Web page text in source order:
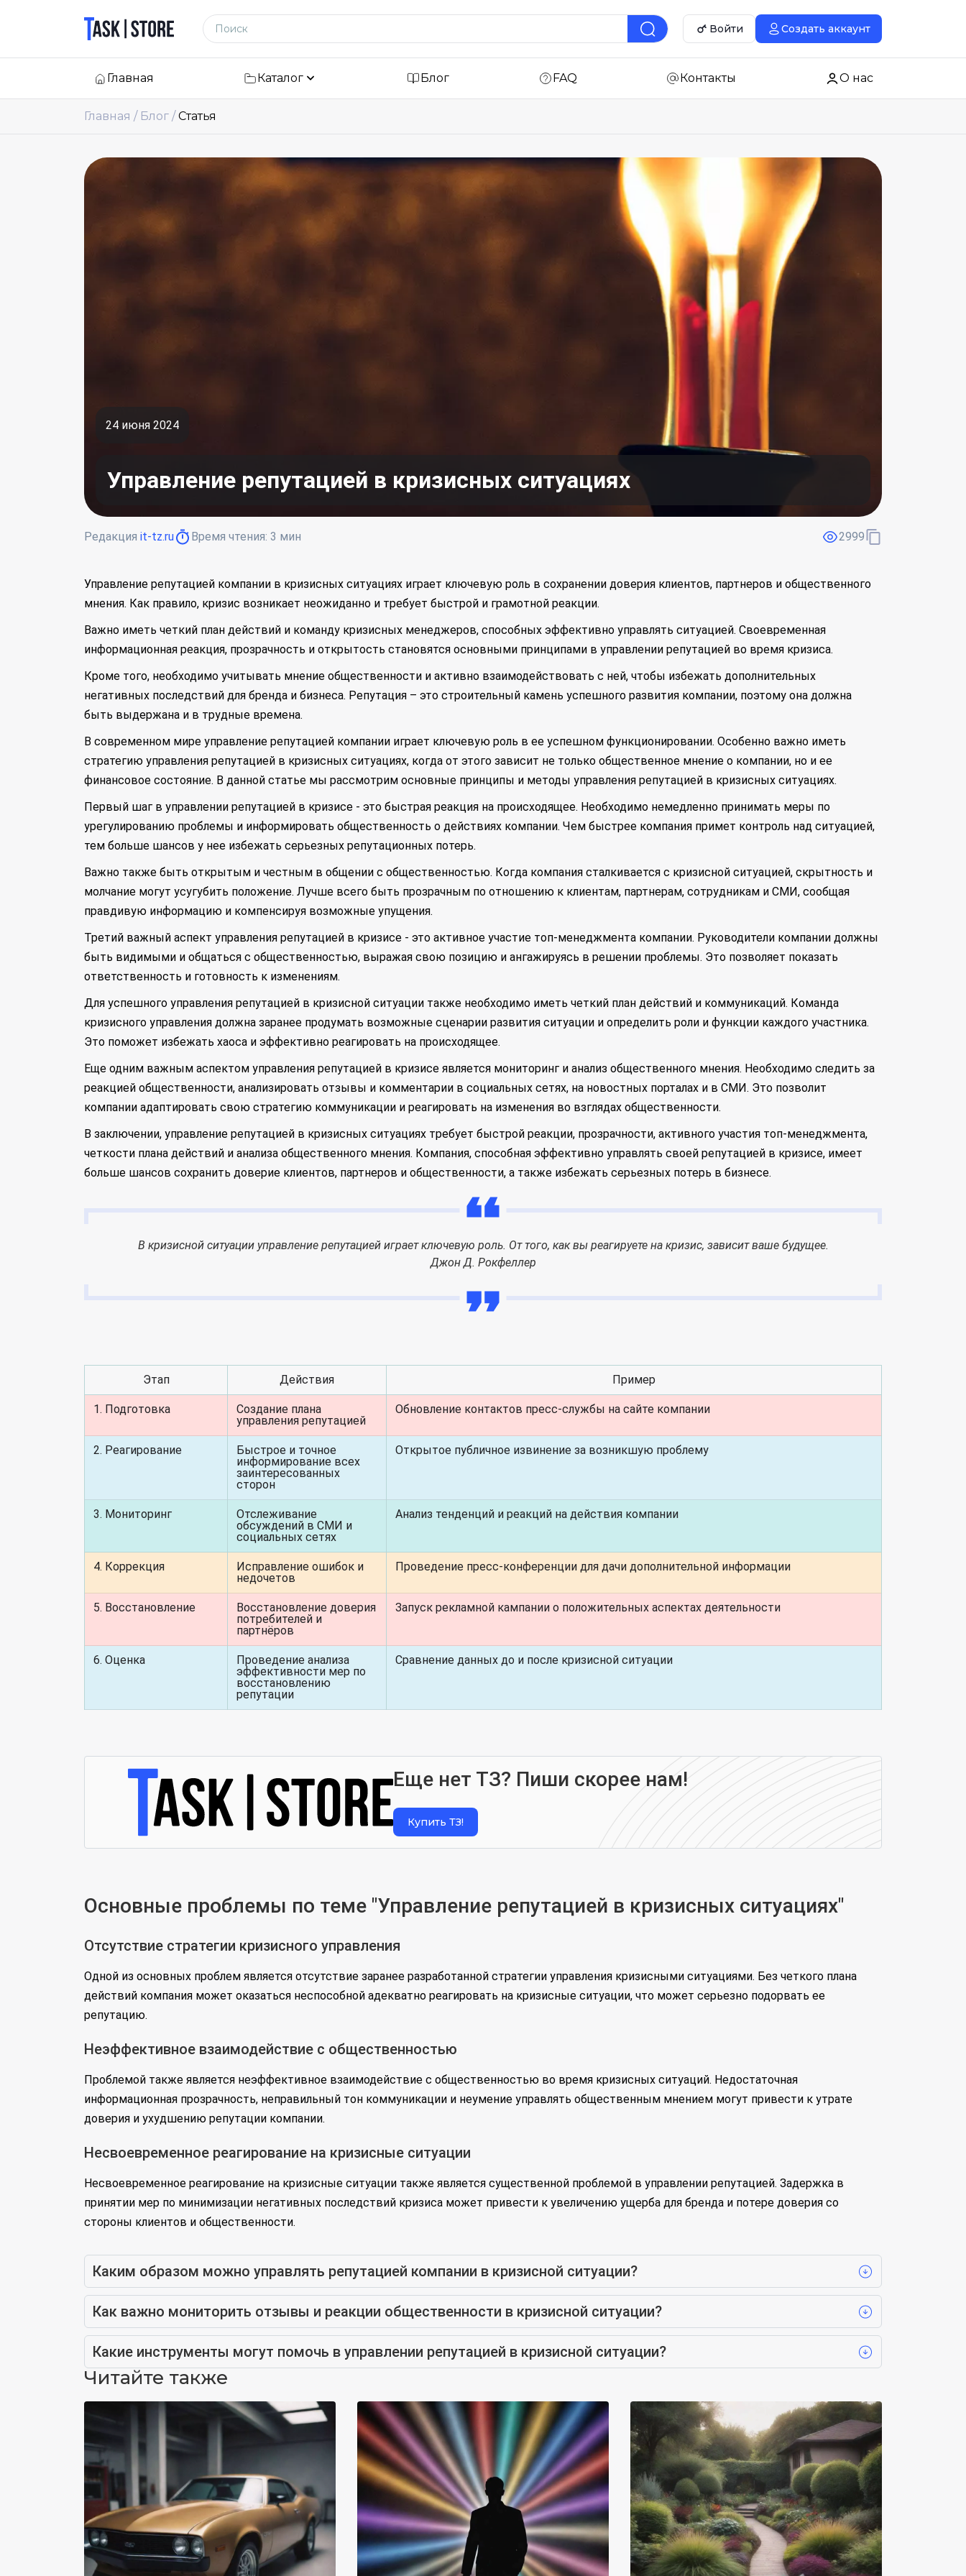
Логотип
Поиск по сайту
Войти Создать аккаунт
Главная Каталог Блог FAQ Контакты О нас
Главная Блог Статья
24 июня 2024
Управление репутацией в кризисных ситуациях
Редакция it-tz.ru Время чтения: 3 мин 2999
Управление репутацией компании в кризисных ситуациях играет ключевую роль в сохранении доверия клиентов, партнеров и общественного
мнения. Как правило, кризис возникает неожиданно и требует быстрой и грамотной реакции.
Важно иметь четкий план действий и команду кризисных менеджеров, способных эффективно управлять ситуацией. Своевременная
информационная реакция, прозрачность и открытость становятся основными принципами в управлении репутацией во время кризиса.
Кроме того, необходимо учитывать мнение общественности и активно взаимодействовать с ней, чтобы избежать дополнительных
негативных последствий для бренда и бизнеса. Репутация – это строительный камень успешного развития компании, поэтому она должна
быть выдержана и в трудные времена.
В современном мире управление репутацией компании играет ключевую роль в ее успешном функционировании. Особенно важно иметь
стратегию управления репутацией в кризисных ситуациях, когда от этого зависит не только общественное мнение о компании, но и ее
финансовое состояние. В данной статье мы рассмотрим основные принципы и методы управления репутацией в кризисных ситуациях.
Первый шаг в управлении репутацией в кризисе - это быстрая реакция на происходящее. Необходимо немедленно принимать меры по
урегулированию проблемы и информировать общественность о действиях компании. Чем быстрее компания примет контроль над ситуацией,
тем больше шансов у нее избежать серьезных репутационных потерь.
Важно также быть открытым и честным в общении с общественностью. Когда компания сталкивается с кризисной ситуацией, скрытность и
молчание могут усугубить положение. Лучше всего быть прозрачным по отношению к клиентам, партнерам, сотрудникам и СМИ, сообщая
правдивую информацию и компенсируя возможные упущения.
Третий важный аспект управления репутацией в кризисе - это активное участие топ-менеджмента компании. Руководители компании должны
быть видимыми и общаться с общественностью, выражая свою позицию и ангажируясь в решении проблемы. Это позволяет показать
ответственность и готовность к изменениям.
Для успешного управления репутацией в кризисной ситуации также необходимо иметь четкий план действий и коммуникаций. Команда
кризисного управления должна заранее продумать возможные сценарии развития ситуации и определить роли и функции каждого участника.
Это поможет избежать хаоса и эффективно реагировать на происходящее.
Еще одним важным аспектом управления репутацией в кризисе является мониторинг и анализ общественного мнения. Необходимо следить за
реакцией общественности, анализировать отзывы и комментарии в социальных сетях, на новостных порталах и в СМИ. Это позволит
компании адаптировать свою стратегию коммуникации и реагировать на изменения во взглядах общественности.
В заключении, управление репутацией в кризисных ситуациях требует быстрой реакции, прозрачности, активного участия топ-менеджмента,
четкости плана действий и анализа общественного мнения. Компания, способная эффективно управлять своей репутацией в кризисе, имеет
больше шансов сохранить доверие клиентов, партнеров и общественности, а также избежать серьезных потерь в бизнесе.
В кризисной ситуации управление репутацией играет ключевую роль. От того, как вы реагируете на кризис, зависит ваше будущее.
Джон Д. Рокфеллер
Этап Действия Пример
1. Подготовка
Создание плана
управления репутацией
Обновление контактов пресс-службы на сайте компании
2. Реагирование
Быстрое и точное
информирование всех
заинтересованных
сторон
Открытое публичное извинение за возникшую проблему
3. Мониторинг
Отслеживание
обсуждений в СМИ и
социальных сетях
Анализ тенденций и реакций на действия компании
4. Коррекция
Исправление ошибок и
недочетов
Проведение пресс-конференции для дачи дополнительной информации
5. Восстановление
Восстановление доверия
потребителей и
партнёров
Запуск рекламной кампании о положительных аспектах деятельности
6. Оценка
Проведение анализа
эффективности мер по
восстановлению
репутации
Сравнение данных до и после кризисной ситуации
Еще нет ТЗ? Пиши скорее нам!
Купить ТЗ!
Основные проблемы по теме "Управление репутацией в кризисных ситуациях"
Отсутствие стратегии кризисного управления
Одной из основных проблем является отсутствие заранее разработанной стратегии управления кризисными ситуациями. Без четкого плана
действий компания может оказаться неспособной адекватно реагировать на кризисные ситуации, что может серьезно подорвать ее
репутацию.
Неэффективное взаимодействие с общественностью
Проблемой также является неэффективное взаимодействие с общественностью во время кризисных ситуаций. Недостаточная
информационная прозрачность, неправильный тон коммуникации и неумение управлять общественным мнением могут привести к утрате
доверия и ухудшению репутации компании.
Несвоевременное реагирование на кризисные ситуации
Несвоевременное реагирование на кризисные ситуации также является существенной проблемой в управлении репутацией. Задержка в
принятии мер по минимизации негативных последствий кризиса может привести к увеличению ущерба для бренда и потере доверия со
стороны клиентов и общественности.
Каким образом можно управлять репутацией компании в кризисной ситуации?
Как важно мониторить отзывы и реакции общественности в кризисной ситуации?
Какие инструменты могут помочь в управлении репутацией в кризисной ситуации?
Читайте также